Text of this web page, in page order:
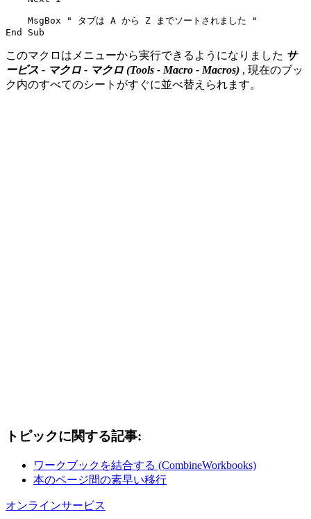
    MsgBox " タブは A から Z までソートされました "
このマクロはメニューから実行できるようになりました サ
ービス - マクロ - マクロ (Tools - Macro - Macros) , 現在のブッ
ク内のすべてのシートがすぐに並べ替えられます。
トピックに関する記事:
ワークブックを結合する (CombineWorkbooks)
本のページ間の素早い移行
オンラインサービス